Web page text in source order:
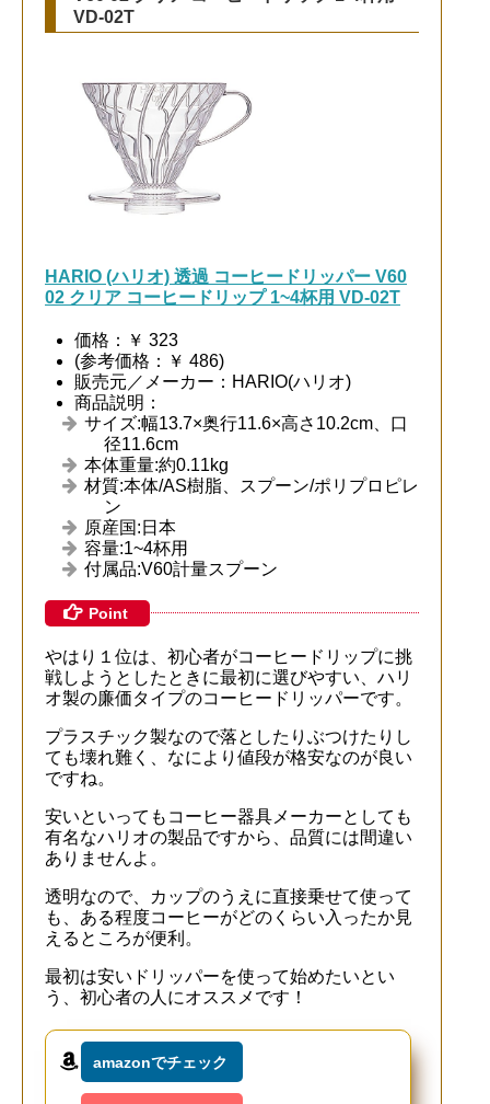
VD-02T
HARIO (ハリオ) 透過 コーヒードリッパー V60
02 クリア コーヒードリップ 1~4杯用 VD-02T
価格：￥ 323
(参考価格：￥ 486)
販売元／メーカー：HARIO(ハリオ)
商品説明：
サイズ:幅13.7×奥行11.6×高さ10.2cm、口
径11.6cm
本体重量:約0.11kg
材質:本体/AS樹脂、スプーン/ポリプロピレ
ン
原産国:日本
容量:1~4杯用
付属品:V60計量スプーン
Point
やはり１位は、初心者がコーヒードリップに挑
戦しようとしたときに最初に選びやすい、ハリ
オ製の廉価タイプのコーヒードリッパーです。
プラスチック製なので落としたりぶつけたりし
ても壊れ難く、なにより値段が格安なのが良い
ですね。
安いといってもコーヒー器具メーカーとしても
有名なハリオの製品ですから、品質には間違い
ありませんよ。
透明なので、カップのうえに直接乗せて使って
も、ある程度コーヒーがどのくらい入ったか見
えるところが便利。
最初は安いドリッパーを使って始めたいとい
う、初心者の人にオススメです！
amazonでチェック